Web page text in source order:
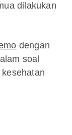
dilakukan
dengan
soal